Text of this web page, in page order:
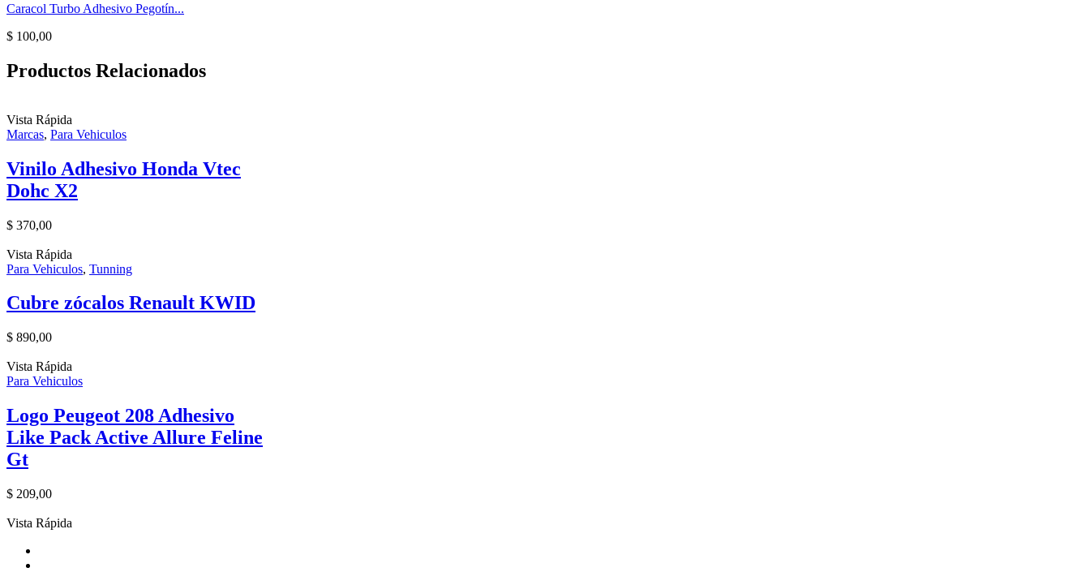
Caracol Turbo Adhesivo Pegotín...
$ 100,00
Productos Relacionados
Vista Rápida
Marcas, Para Vehiculos
Vinilo Adhesivo Honda Vtec
Dohc X2
$ 370,00
Vista Rápida
Para Vehiculos, Tunning
Cubre zócalos Renault KWID
$ 890,00
Vista Rápida
Para Vehiculos
Logo Peugeot 208 Adhesivo
Like Pack Active Allure Feline
Gt
$ 209,00
Vista Rápida